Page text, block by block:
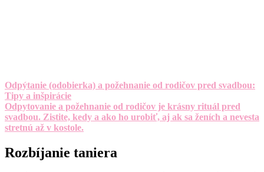
Odpýtanie (odobierka) a požehnanie od rodičov pred svadbou:
Tipy a inšpirácie
Odpytovanie a požehnanie od rodičov je krásny rituál pred
svadbou. Zistite, kedy a ako ho urobiť, aj ak sa ženích a nevesta
stretnú až v kostole.
Rozbíjanie taniera